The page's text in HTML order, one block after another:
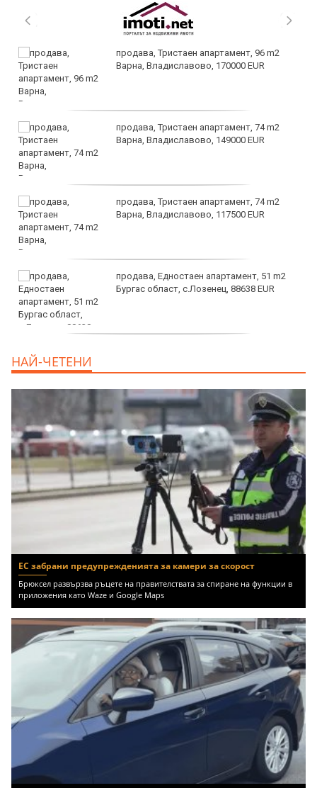
продава, Тристаен апартамент, 96 m2
Варна, Владиславово, 170000 EUR
продава, Тристаен апартамент, 74 m2
Варна, Владиславово, 149000 EUR
продава, Тристаен апартамент, 74 m2
Варна, Владиславово, 117500 EUR
продава, Едностаен апартамент, 51 m2
Бургас област, с.Лозенец, 88638 EUR
EUR
НАЙ-ЧЕТЕНИ
ЕС забрани предупрежденията за камери за скорост
Брюксел развързва ръцете на правителствата за спиране на функции в
приложения като Waze и Google Maps